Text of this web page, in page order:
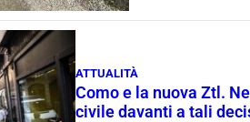
ATTUALITÀ
Como e la nuova Ztl.
civile davanti a tali